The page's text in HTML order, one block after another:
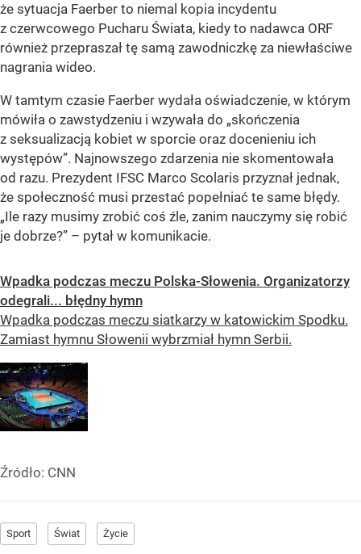
że sytuacja Faerber to niemal kopia incydentu
z czerwcowego Pucharu Świata, kiedy to nadawca ORF
również przepraszał tę samą zawodniczkę za niewłaściwe
nagrania wideo.
W tamtym czasie Faerber wydała oświadczenie, w którym
mówiła o zawstydzeniu i wzywała do „skończenia
z seksualizacją kobiet w sporcie oraz docenieniu ich
występów”. Najnowszego zdarzenia nie skomentowała
od razu. Prezydent IFSC Marco Scolaris przyznał jednak,
że społeczność musi przestać popełniać te same błędy.
„Ile razy musimy zrobić coś źle, zanim nauczymy się robić
je dobrze?” – pytał w komunikacie.
Wpadka podczas meczu Polska-Słowenia. Organizatorzy
odegrali... błędny hymn
Wpadka podczas meczu siatkarzy w katowickim Spodku.
Zamiast hymnu Słowenii wybrzmiał hymn Serbii.
Źródło: CNN
Sport Świat Życie